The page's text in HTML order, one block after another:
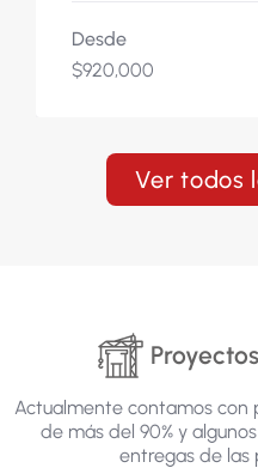
Desde
$920,000
Ver todos
Actualmente contamos con
de más del 90% y
entregas de las